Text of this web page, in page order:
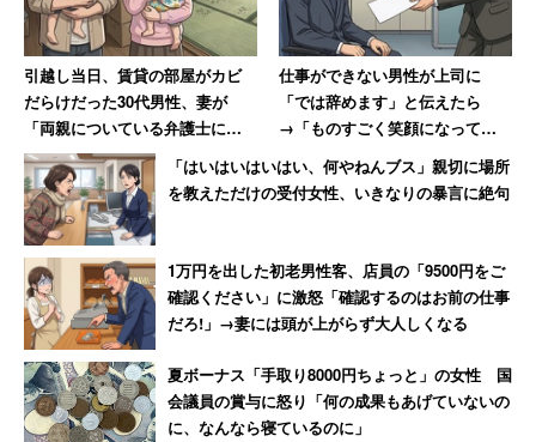
これまで候補者にあいまいにしていた「インターンシップ
は本採用の評価の参考にします」「数学の点数が何点以上
しか採りません」といったことも、本来はきちんと告げる
べきなのかもしれません。
もちろん、不合格理由など相手を傷つける話をストレート
にするかどうかなど、正解のない問題もあります。私は信
念を持って行うのであれば「不合格理由はこういう理由で
お伝えしません」と宣言するのもよし、「ハレーションが
起ころうとも伝える」という方針もよしだと思います。
このように、企業は採用活動において守るべき倫理は「嘘
引越し当日、賃貸の部屋がカビ
だらけだった30代男性、妻が
「両親についている弁護士に相
談しますね」と反撃した結果
仕事ができない男性が上司に
「では辞めます」と伝えたら
→「ものすごく笑顔になって、
その場で退職届を書かされまし
た」
「はいはいはいはい、何やねんブス」親切に場所
を教えただけの受付女性、いきなりの暴言に絶句
1万円を出した初老男性客、店員の「9500円をご
確認ください」に激怒「確認するのはお前の仕事
だろ!」→妻には頭が上がらず大人しくなる
夏ボーナス「手取り8000円ちょっと」の女性 国
会議員の賞与に怒り「何の成果もあげていないの
に、なんなら寝ているのに」